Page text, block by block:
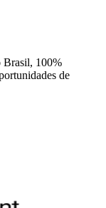
Brasil, 100%
de